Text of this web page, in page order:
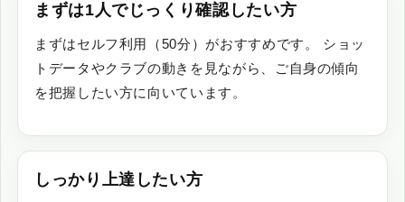
まずは1人でじっくり確認したい方
まずはセルフ利用（50分） がおすすめです。 ショッ
トデータやクラブの動きを見ながら、ご自身の傾向
を把握したい方に向いています。
しっかり上達したい方